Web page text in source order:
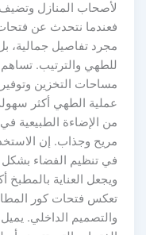
المنازل وتضيف لمسة
نتحدث عن فتحات كور
تفاصيل جمالية، بل هي
والترتيب. تساهم
التخزين وتوفير أماكن
الطهي أكثر سهولة
الإضاءة الطبيعية في
وجذاب. إن الاستخدام
تنظيم الفضاء بشكل
العناية بالمطبخ أكثر
فتحات كور المطابخ
الداخلي. يميل